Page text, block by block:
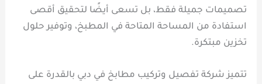
تصميمات جميلة فقط، بل تسعى أيضًا لتحقيق أقصى
استفادة من المساحة المتاحة في المطبخ، وتوفير حلول
تخزين مبتكرة.
تتميز شركة تفصيل وتركيب مطابخ في دبي بالقدرة على